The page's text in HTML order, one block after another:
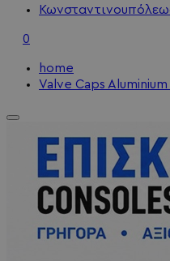
0
home
Valve Caps